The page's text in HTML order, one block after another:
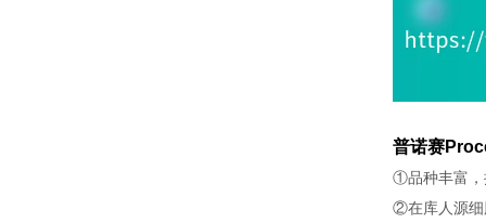
普诺赛
①品种丰富，
②在库人源细